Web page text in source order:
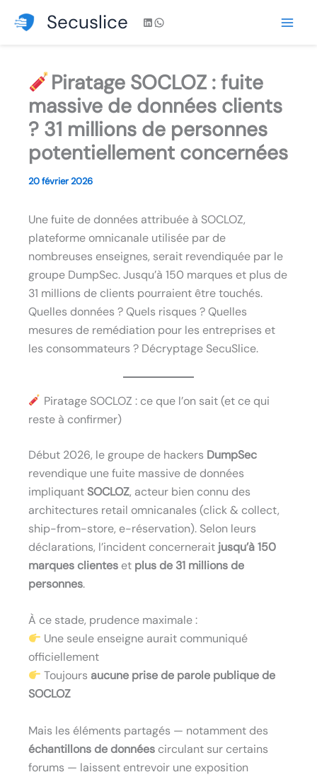
Secuslice LinkedIn
WhatsApp
Piratage SOCLOZ : fuite
massive de données clients
? 31 millions de personnes
potentiellement concernées
20 février 2026
Une fuite de données attribuée à SOCLOZ,
plateforme omnicanale utilisée par de
nombreuses enseignes, serait revendiquée par le
groupe DumpSec. Jusqu’à 150 marques et plus de
31 millions de clients pourraient être touchés.
Quelles données ? Quels risques ? Quelles
mesures de remédiation pour les entreprises et
les consommateurs ? Décryptage SecuSlice.
Piratage SOCLOZ : ce que l’on sait (et ce qui
reste à confirmer)
Début 2026, le groupe de hackers DumpSec
revendique une fuite massive de données
impliquantSOCLOZ, acteur bien connu des
architectures retail omnicanales (click & collect,
ship-from-store, e-réservation). Selon leurs
déclarations, l’incident concernerait jusqu’à 150
marques clientes et plus de 31 millions de
personnes.
À ce stade, prudence maximale :
Une seule enseigne aurait communiqué
officiellement
Toujours aucune prise de parole publique de
SOCLOZ
Mais les éléments partagés — notamment des
échantillons de données circulant sur certains
forums — laissent entrevoir une exposition